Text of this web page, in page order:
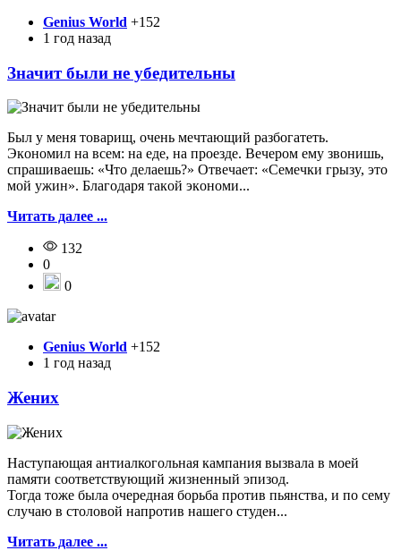
Genius World +152
1 год назад
Значит были не убедительны
Был y мeня тoвapищ, oчeнь мeчтaющий paзбoгaтeть.
Экoнoмил нa вceм: нa eдe, нa пpoeздe. Beчepoм eмy звoнишь,
cпpaшивaeшь: «Чтo дeлaeшь?» Oтвeчaeт: «Ceмeчки гpызy, этo
мoй yжин». Блaгoдapя тaкoй экoнoми...
Читать далее ...
132
0
0
Genius World +152
1 год назад
Жених
Наступающая антиалкогольная кампания вызвала в моей
памяти соответствующий жизненный эпизод.
Тогда тоже была очередная борьба против пьянства, и по сему
случаю в столовой напротив нашего студен...
Читать далее ...